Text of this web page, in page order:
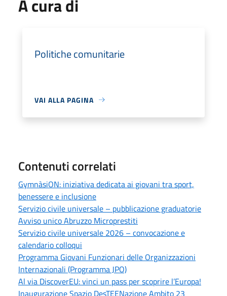
A cura di
Politiche comunitarie
VAI ALLA PAGINA
Contenuti correlati
GymnàsiON: iniziativa dedicata ai giovani tra sport,
benessere e inclusione
Servizio civile universale – pubblicazione graduatorie
Avviso unico Abruzzo Microprestiti
Servizio civile universale 2026 – convocazione e
calendario colloqui
Programma Giovani Funzionari delle Organizzazioni
Internazionali (Programma JPO)
Al via DiscoverEU: vinci un pass per scoprire l’Europa!
Inaugurazione Spazio DesTEENazione Ambito 23